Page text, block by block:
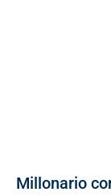
Millonario